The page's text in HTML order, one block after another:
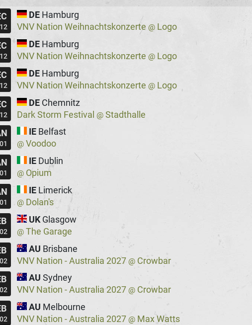
DE Hamburg
VNV Nation Weihnachtskonzerte @ Logo
DE Hamburg
VNV Nation Weihnachtskonzerte @ Logo
DE Hamburg
VNV Nation Weihnachtskonzerte @ Logo
DE Chemnitz
Dark Storm Festival @ Stadthalle
IE Belfast
@ Voodoo
IE Dublin
@ Opium
IE Limerick
@ Dolan's
UK Glasgow
@ The Garage
AU Brisbane
VNV Nation - Australia 2027 @ Crowbar
AU Sydney
VNV Nation - Australia 2027 @ Crowbar
AU Melbourne
VNV Nation - Australia 2027 @ Max Watts